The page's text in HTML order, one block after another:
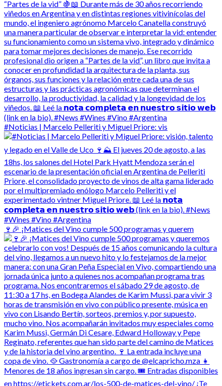
#Noticias | Marcelo Pelleriti y Miguel Priore: vis
🍷🎉 ¡Matices del Vino cumple 500 programas y querem